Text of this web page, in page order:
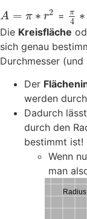
A = π ∗ r2 = π
4 ∗
Die Kreisfläche
sich genau
Durchmesser
Der
werden
Dadurch
durch den
bestimmt ist!
Wenn
man